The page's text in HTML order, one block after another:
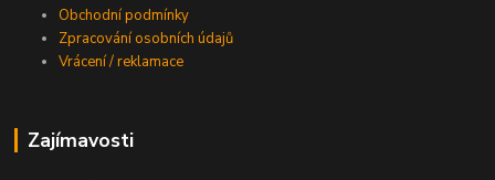
Obchodní podmínky
Zpracování osobních údajů
Vrácení / reklamace
Zajímavosti